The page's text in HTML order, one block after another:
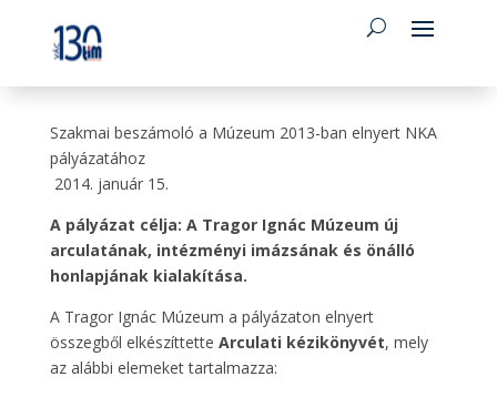
Szakmai beszámoló a Múzeum 2013-ban elnyert NKA
pályázatához
2014. január 15.
A pályázat célja: A Tragor Ignác Múzeum új
arculatának, intézményi imázsának és önálló
honlapjának kialakítása.
A Tragor Ignác Múzeum a pályázaton elnyert
összegből elkészíttette Arculati kézikönyvét, mely
az alábbi elemeket tartalmazza: